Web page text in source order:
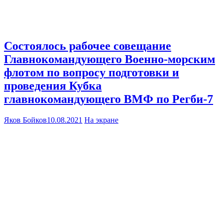
Состоялось рабочее совещание
Главнокомандующего Военно-морским
флотом по вопросу подготовки и
проведения Кубка
главнокомандующего ВМФ по Регби-7
Яков Бойков10.08.2021 На экране